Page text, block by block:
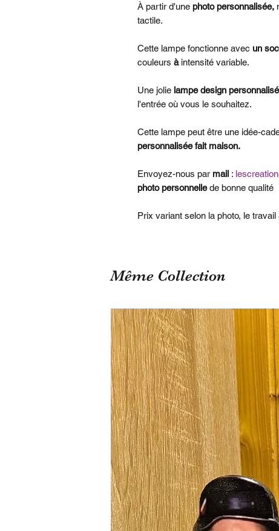
À partir d'une photo personnalisée,
tactile.
Cette lampe fonctionne avec un
couleurs à intensité variable.
Une jolie lampe design
l'entrée où vous le souhaitez.
Cette lampe peut être une idée-
personnalisée fait maison.
Envoyez-nous par mail :
photo personnellede bonne qualité
Prix variant selon la photo, le
Même Collection